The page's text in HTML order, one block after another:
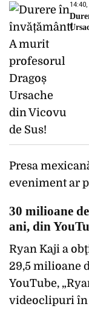
Presa
eveniment ar
30 milioane
ani, din
Ryan Kaji a
29,5 milioane
YouTube,
videoclipuri în